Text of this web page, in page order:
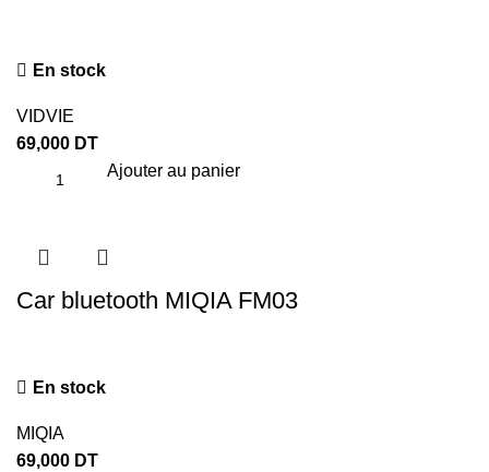
En stock
VIDVIE
69,000 DT
Ajouter au panier
Car bluetooth MIQIA FM03
En stock
MIQIA
69,000 DT